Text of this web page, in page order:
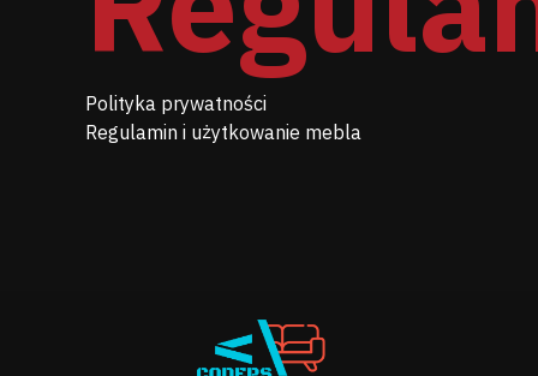
Polityka prywatności
Regulamin i użytkowanie mebla